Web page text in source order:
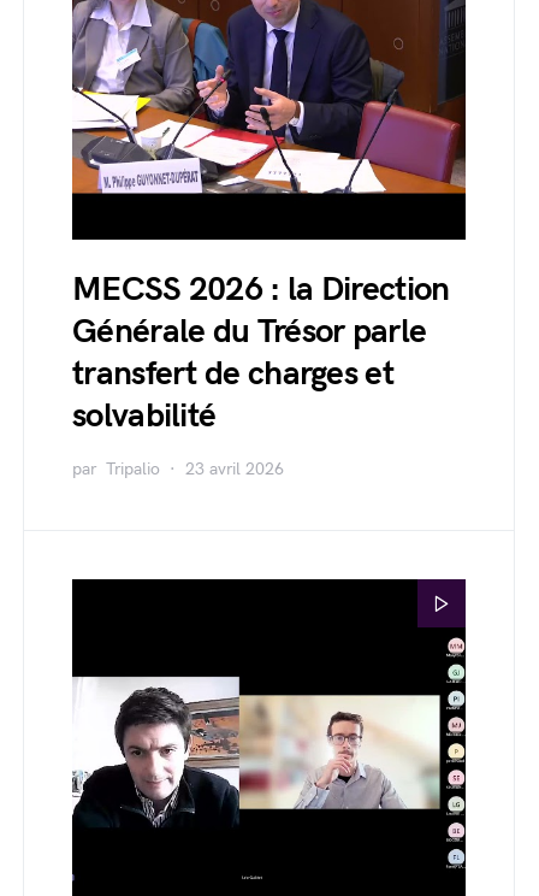
MECSS 2026 : la Direction
Générale du Trésor parle
transfert de charges et
solvabilité
par Tripalio 23 avril 2026